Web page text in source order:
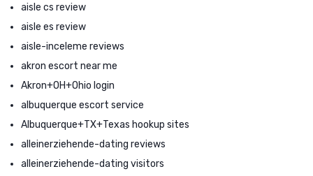
aisle cs review
aisle es review
aisle-inceleme reviews
akron escort near me
Akron+OH+Ohio login
albuquerque escort service
Albuquerque+TX+Texas hookup sites
alleinerziehende-dating reviews
alleinerziehende-dating visitors